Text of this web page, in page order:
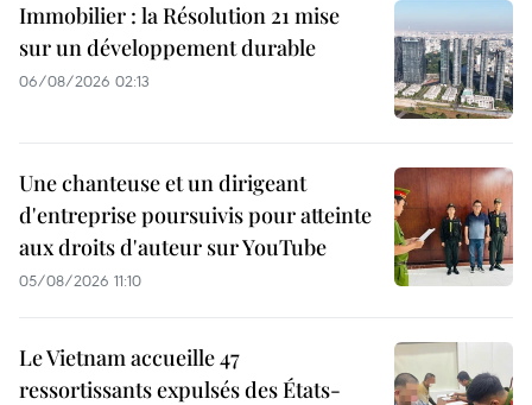
Immobilier : la Résolution 21 mise
sur un développement durable
06/08/2026 02:13
Une chanteuse et un dirigeant
d'entreprise poursuivis pour atteinte
aux droits d'auteur sur YouTube
05/08/2026 11:10
Le Vietnam accueille 47
ressortissants expulsés des États-